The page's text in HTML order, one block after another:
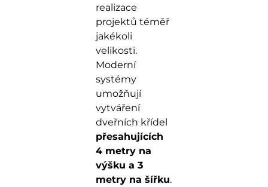
realizace
projektů téměř
jakékoli
velikosti.
Moderní
systémy
umožňují
vytváření
dveřních křídel
přesahujících
4 metry na
výšku a 3
metry na šířku.